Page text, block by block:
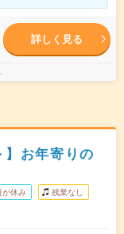
詳しく見る
】お年寄りの
が休み 残業なし